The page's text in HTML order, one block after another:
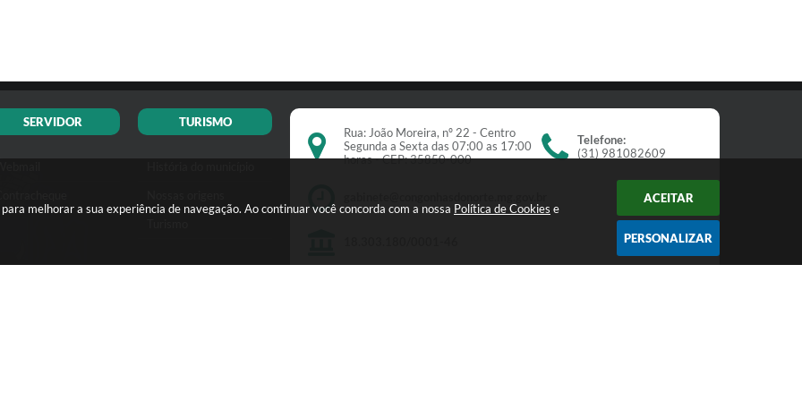
melhorar a sua experiência de navegação. Ao continuar você concorda com a nossa Política de Cookies e
ACEITAR
PERSONALIZAR
SERVIDOR TURISMO
Rua: João Moreira, nº 22 - Centro
Segunda a Sexta das 07:00 as 17:00
horas - CEP: 35850-000
Telefone:
(31) 981082609